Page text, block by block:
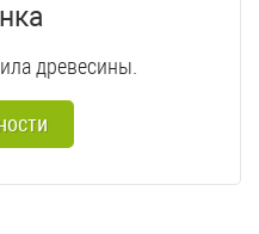
древесины.